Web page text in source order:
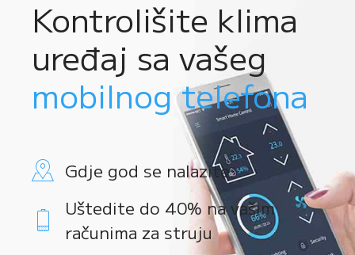
Kontrolišite klima
uređaj sa vašeg
mobilnog telefona
Gdje god se nalazite
Uštedite do 40% na vašim
računima za struju